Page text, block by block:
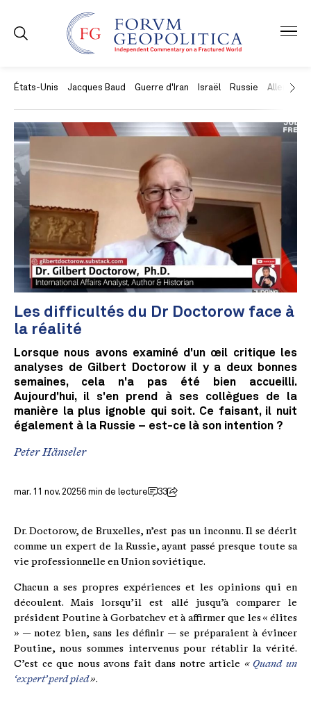
États-Unis Jacques Baud Guerre d'Iran Israël Russie Allemagne
Les difficultés du Dr Doctorow face à
la réalité
Lorsque nous avons examiné d'un œil critique les
analyses de Gilbert Doctorow il y a deux bonnes
semaines, cela n'a pas été bien accueilli.
Aujourd'hui, il s'en prend à ses collègues de la
manière la plus ignoble qui soit. Ce faisant, il nuit
également à la Russie – est-ce là son intention ?
Peter Hänseler
mar. 11 nov. 20256 min de lecture 33
Dr. Doctorow, de Bruxelles, n’est pas un inconnu. Il se décrit
comme un expert de la Russie, ayant passé presque toute sa
vie professionnelle en Union soviétique.
Chacun a ses propres expériences et les opinions qui en
découlent. Mais lorsqu’il est allé jusqu’à comparer le
président Poutine à Gorbatchev et à affirmer que les « élites
» — notez bien, sans les définir — se préparaient à évincer
Poutine, nous sommes intervenus pour rétablir la vérité.
C’est ce que nous avons fait dans notre article « Quand un
‘expert’ perd pied».